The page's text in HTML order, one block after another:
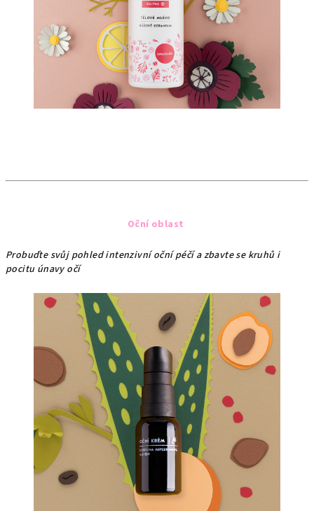
Oční oblast
Probuďte svůj pohled intenzivní oční péčí a zbavte se kruhů i
pocitu únavy očí